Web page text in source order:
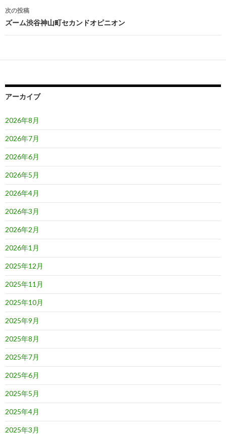
ナ
ビ
ゲ
ー
ョ
次の投稿
ズーム渋谷神山町セカンドオピニオン
アーカイブ
2026年8月
2026年7月
2026年6月
2026年5月
2026年4月
2026年3月
2026年2月
2026年1月
2025年12月
2025年11月
2025年10月
2025年9月
2025年8月
2025年7月
2025年6月
2025年5月
2025年4月
2025年3月